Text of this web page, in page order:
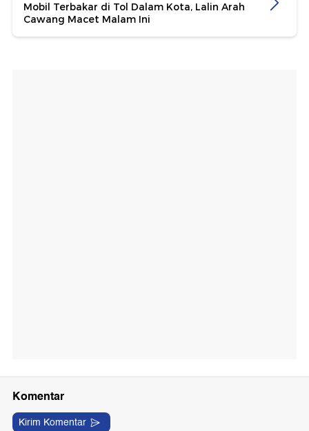
Mobil Terbakar di Tol Dalam Kota, Lalin Arah
Cawang Macet Malam Ini